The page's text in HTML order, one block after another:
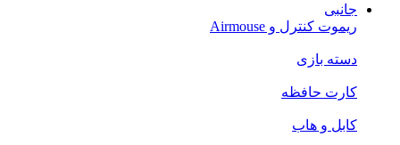
جانبی
ریموت کنترل و Airmouse
دسته بازی
کارت حافظه
کابل و هاب